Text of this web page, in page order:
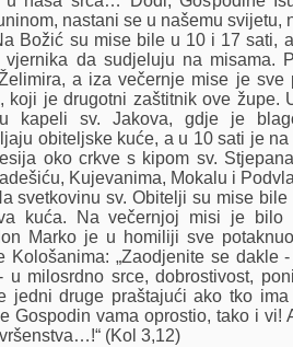
nastani se u našemu svijetu,
su mise bile u 10 i 17 sati, a
vjernika da sudjeluju na misama.
a iza večernje mise je sve
koji je drugotni zaštitnik ove župe.
kapeli sv. Jakova, gdje je
obiteljske kuće, a u 10 sati je
oko crkve s kipom sv.
Kujevanima, Mokalu i
sv. Obitelji su mise bile
kuća. Na večernjoj misi je bilo
Marko je u homiliji sve
Kološanima: „Zaodjenite se dakle
u milosrdno srce, dobrostivost,
jedni druge praštajući ako tko
Gospodin vama oprostio, tako i vi!
(Kol 3,12)